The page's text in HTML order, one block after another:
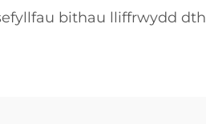
bithau lliffrwydd dth